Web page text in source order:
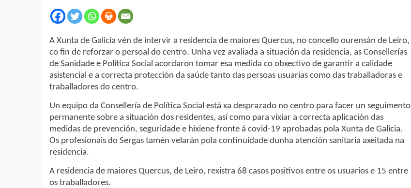
A Xunta de Galicia vén de intervir a residencia de maiores Quercus, no concello ourensán de Leiro,
co fin de reforzar o persoal do centro. Unha vez avaliada a situación da residencia, as Consellerías
de Sanidade e Política Social acordaron tomar esa medida co obxectivo de garantir a calidade
asistencial e a correcta protección da saúde tanto das persoas usuarias como das traballadoras e
traballadores do centro.
Un equipo da Consellería de Política Social está xa desprazado no centro para facer un seguimento
permanente sobre a situación dos residentes, así como para vixiar a correcta aplicación das
medidas de prevención, seguridade e hixiene fronte á covid-19 aprobadas pola Xunta de Galicia.
Os profesionais do Sergas tamén velarán pola continuidade dunha atención sanitaria axeitada na
residencia.
A residencia de maiores Quercus, de Leiro, rexistra 68 casos positivos entre os usuarios e 15 entre
os traballadores.